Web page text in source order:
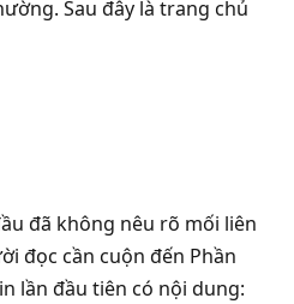
Sau đây là trang chủ
đã không nêu rõ mối liên
đọc cần cuộn đến Phần
lần đầu tiên có nội dung: